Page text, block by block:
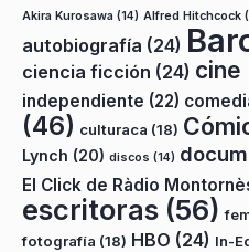
Akira Kurosawa (14) Alfred Hitchcock
autobiografía (24)
ciencia ficción (24) cine
independiente (22)
(46) culturaca (18)
Lynch (20) discos (14)
El Click de Ràdio
escritoras (56)
fotografía (18) HBO (24) In-